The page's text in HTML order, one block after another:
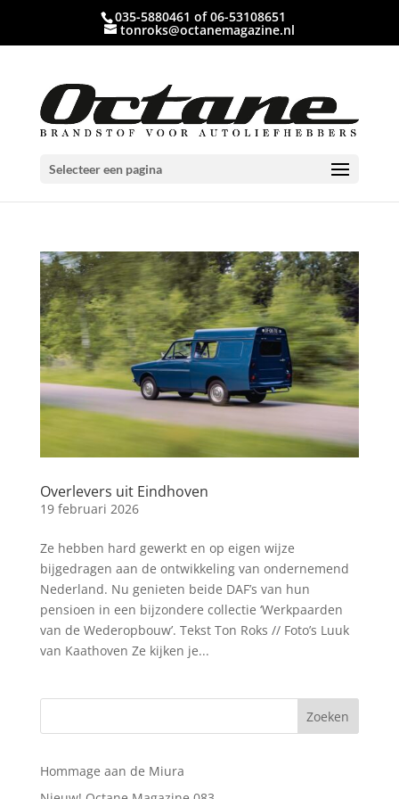
035-5880461 of 06-53108651
tonroks@octanemagazine.nl
Selecteer een pagina
Overlevers uit Eindhoven
19 februari 2026
Ze hebben hard gewerkt en op eigen wijze
bijgedragen aan de ontwikkeling van ondernemend
Nederland. Nu genieten beide DAF’s van hun
pensioen in een bijzondere collectie ‘Werkpaarden
van de Wederopbouw’. Tekst Ton Roks // Foto’s Luuk
van Kaathoven Ze kijken je...
Hommage aan de Miura